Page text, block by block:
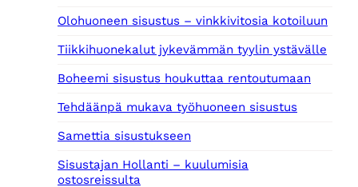
Olohuoneen sisustus – vinkkivitosia kotoiluun
Tiikkihuonekalut jykevämmän tyylin ystävälle
Boheemi sisustus houkuttaa rentoutumaan
Tehdäänpä mukava työhuoneen sisustus
Samettia sisustukseen
Sisustajan Hollanti – kuulumisia
ostosreissulta